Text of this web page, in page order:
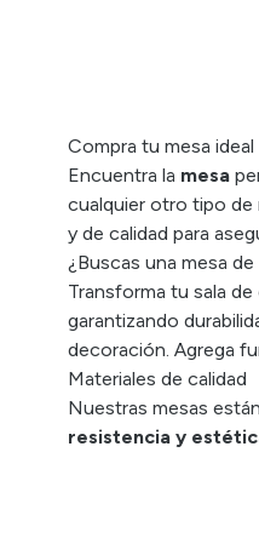
Compra tu mesa ideal
Encuentra la mesa
cualquier otro tipo de
y de calidad para
¿Buscas una mesa
Transforma tu sala
garantizando
decoración. Agrega
Materiales de calidad
Nuestras mesas están
resistencia y